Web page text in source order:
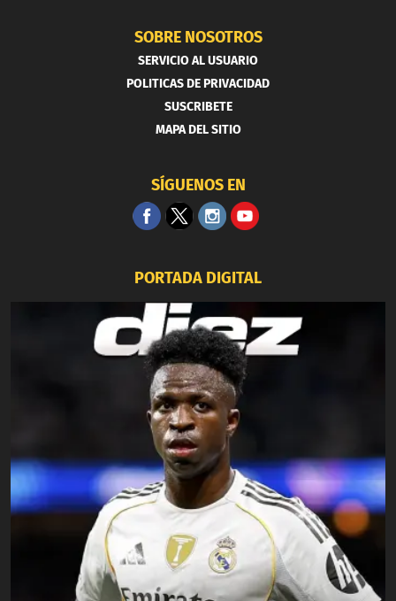
SOBRE NOSOTROS
SERVICIO AL USUARIO
POLITICAS DE PRIVACIDAD
SUSCRIBETE
MAPA DEL SITIO
SÍGUENOS EN
PORTADA DIGITAL